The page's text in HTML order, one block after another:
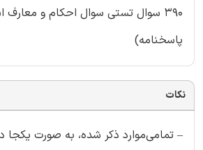
390 سوال تستی سوال احکام و معارف
پاسخنامه)
نکات
– تمامی‌موارد ذکر شده، به صورت یکجا